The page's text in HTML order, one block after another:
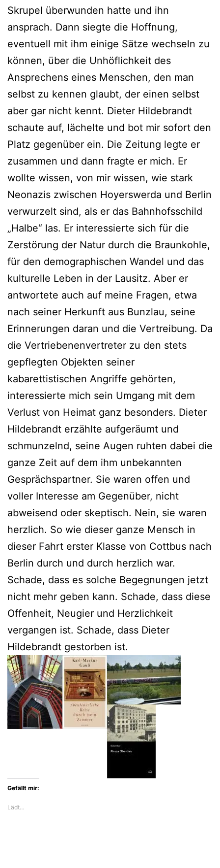
Skrupel überwunden hatte und ihn
ansprach. Dann siegte die Hoffnung,
eventuell mit ihm einige Sätze wechseln zu
können, über die Unhöflichkeit des
Ansprechens eines Menschen, den man
selbst zu kennen glaubt, der einen selbst
aber gar nicht kennt. Dieter Hildebrandt
schaute auf, lächelte und bot mir sofort den
Platz gegenüber ein. Die Zeitung legte er
zusammen und dann fragte er mich. Er
wollte wissen, von mir wissen, wie stark
Neonazis zwischen Hoyerswerda und Berlin
verwurzelt sind, als er das Bahnhofsschild
„Halbe“ las. Er interessierte sich für die
Zerstörung der Natur durch die Braunkohle,
für den demographischen Wandel und das
kulturelle Leben in der Lausitz. Aber er
antwortete auch auf meine Fragen, etwa
nach seiner Herkunft aus Bunzlau, seine
Erinnerungen daran und die Vertreibung. Da
die Vertriebenenvertreter zu den stets
gepflegten Objekten seiner
kabarettistischen Angriffe gehörten,
interessierte mich sein Umgang mit dem
Verlust von Heimat ganz besonders. Dieter
Hildebrandt erzählte aufgeräumt und
schmunzelnd, seine Augen ruhten dabei die
ganze Zeit auf dem ihm unbekannten
Gesprächspartner. Sie waren offen und
voller Interesse am Gegenüber, nicht
abweisend oder skeptisch. Nein, sie waren
herzlich. So wie dieser ganze Mensch in
dieser Fahrt erster Klasse von Cottbus nach
Berlin durch und durch herzlich war.
Schade, dass es solche Begegnungen jetzt
nicht mehr geben kann. Schade, dass diese
Offenheit, Neugier und Herzlichkeit
vergangen ist. Schade, dass Dieter
Hildebrandt gestorben ist.
Gefällt mir:
Lädt…